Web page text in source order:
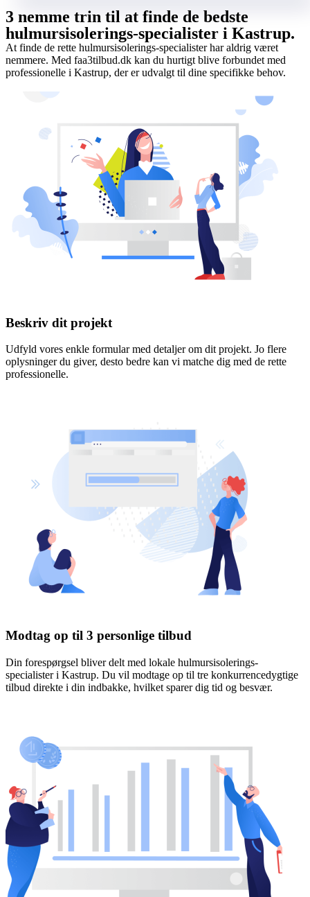
3 nemme trin til at finde de bedste
hulmursisolerings-specialister i Kastrup.
At finde de rette hulmursisolerings-specialister har aldrig været
nemmere. Med faa3tilbud.dk kan du hurtigt blive forbundet med
professionelle i Kastrup, der er udvalgt til dine specifikke behov.
Beskriv dit projekt
Udfyld vores enkle formular med detaljer om dit projekt. Jo flere
oplysninger du giver, desto bedre kan vi matche dig med de rette
professionelle.
Modtag op til 3 personlige tilbud
Din forespørgsel bliver delt med lokale hulmursisolerings-
specialister i Kastrup. Du vil modtage op til tre konkurrencedygtige
tilbud direkte i din indbakke, hvilket sparer dig tid og besvær.